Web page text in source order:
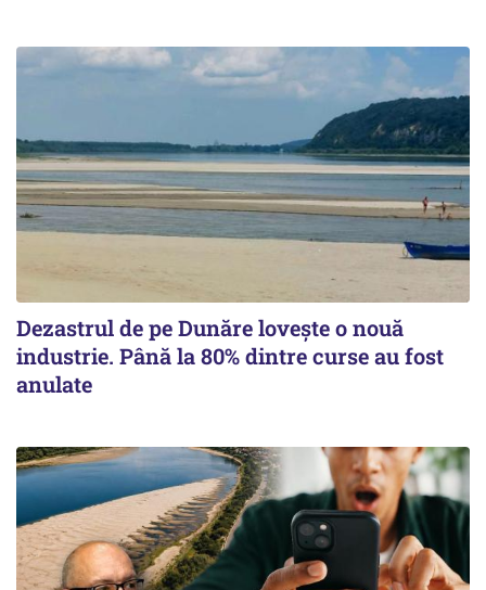
Dezastrul de pe Dunăre lovește o nouă
industrie. Până la 80% dintre curse au fost
anulate